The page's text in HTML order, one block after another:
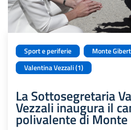
Sport e periferie
Monte
Valentina Vezzali (1)
La Sottosegretaria
Vezzali inaugura il
polivalente di Monte